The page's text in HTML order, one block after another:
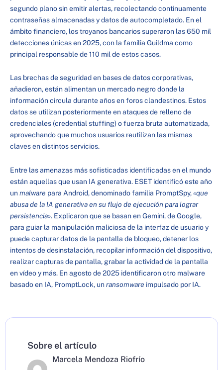
segundo plano sin emitir alertas, recolectando continuamente
contraseñas almacenadas y datos de autocompletado. En el
ámbito financiero, los troyanos bancarios superaron las 650 mil
detecciones únicas en 2025, con la familia Guildma como
principal responsable de 110 mil de estos casos.
Las brechas de seguridad en bases de datos corporativas,
añadieron, están alimentan un mercado negro donde la
información circula durante años en foros clandestinos. Estos
datos se utilizan posteriormente en ataques de relleno de
credenciales (credential stuffing) o fuerza bruta automatizada,
aprovechando que muchos usuarios reutilizan las mismas
claves en distintos servicios.
Entre las amenazas más sofisticadas identificadas en el mundo
están aquellas que usan IA generativa. ESET identificó este año
unmalware para Android, denominado familia PromptSpy,«que
abusa de la IA generativa en su flujo de ejecución para lograr
persistencia». Explicaron que se basan en Gemini, de Google,
para guiar la manipulación maliciosa de la interfaz de usuario y
puede capturar datos de la pantalla de bloqueo, detener los
intentos de desinstalación, recopilar información del dispositivo,
realizar capturas de pantalla, grabar la actividad de la pantalla
en vídeo y más. En agosto de 2025 identificaron otro malware
basado en IA, PromptLock, unransomware impulsado por IA.
Sobre el artículo
Marcela Mendoza Riofrío